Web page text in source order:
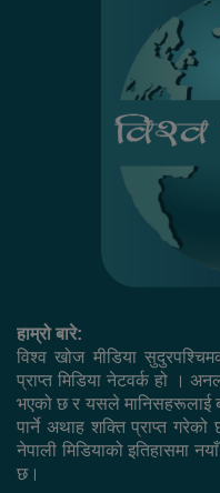
हाम्रो बारे:
विश्व खोज मीडिया
प्राप्त मिडिया नेटवर्क हो ।
भएको छ र यसले मानिसहरूलाई
पार्ने अथाह शक्ति प्राप्त
नेपाली मिडियाको इतिहासमा
छ।